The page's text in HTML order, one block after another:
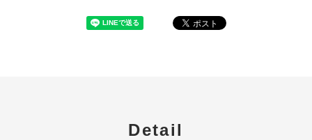
Detail